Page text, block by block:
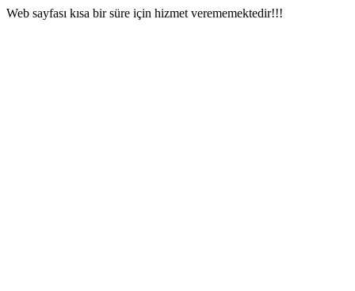
Web sayfası kısa bir süre için hizmet verememektedir!!!